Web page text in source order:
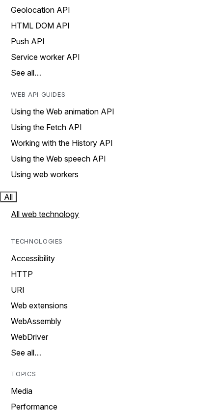
Geolocation API
HTML DOM API
Push API
Service worker API
See all…
WEB API GUIDES
Using the Web animation API
Using the Fetch API
Working with the History API
Using the Web speech API
Using web workers
All
All web technology
TECHNOLOGIES
Accessibility
HTTP
URI
Web extensions
WebAssembly
WebDriver
See all…
TOPICS
Media
Performance